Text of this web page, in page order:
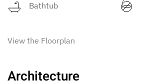
Bathtub
View the Floorplan
Architecture